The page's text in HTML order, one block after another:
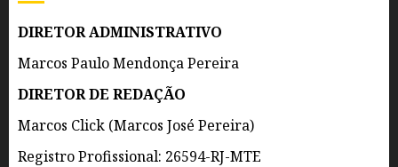
AGOSTO
DE 2026
0
DIRETOR ADMINISTRATIVO
Marcos Paulo Mendonça Pereira
DIRETOR DE REDAÇÃO
Marcos Click (Marcos José Pereira)
Registro Profissional: 26594-RJ-MTE